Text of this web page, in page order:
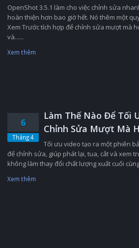
OpenShot 3.5.1 làm cho việc chỉnh sửa
hoàn thiện hơn bao giờ hết. Nó thêm một
Xem Trước tích hợp để chỉnh sửa mượt mà
và......
Xem thêm
6
Tháng 4
Làm Thế Nào Để Tối
Chỉnh Sửa Mượt Mà
Tối ưu video tạo ra một phiên
để chỉnh sửa, giúp phát lại, tua, cắt và xem
không làm thay đổi chất lượng xuất cuối
Xem thêm